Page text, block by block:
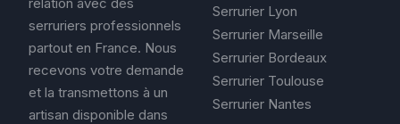
serruriers professionnels
partout en France. Nous
recevons votre demande
et la transmettons à un
artisan disponible dans
Serrurier Lyon
Serrurier Marseille
Serrurier Bordeaux
Serrurier Toulouse
Serrurier Nantes